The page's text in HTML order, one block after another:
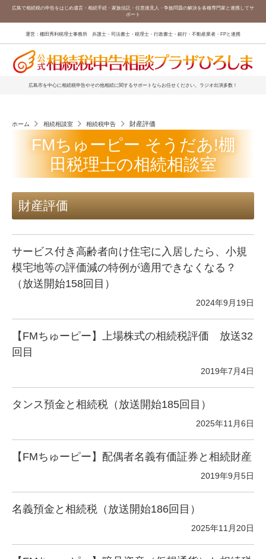
広島で相続税の申告をはじめ遺言・相続手続・家族信託・任意後見人・争族問題の解決を各種専門家と連携してサ
ポート
運営：棚田秀利税理士事務所 弁護士・司法書士・税理士・行政書士・銀行・不動産業者・FPと連携
広島市を中心に相続税申告やその他相続に関するサポートならお任せください。ラジオ出演多数！
ホーム 相続相談室 相続税申告 財産評価
FMちゅーピー そうだあ!棚
田税理士の相続相談室
財産評価
サービス付き高齢者向け住宅に入居したら、小規
模宅地等の評価減の特例が適用できなくなる？
（放送開始158回目）
2024年9月19日
【FMちゅーピー】上場株式の相続税評価 放送32
回目
2019年7月4日
タンス預金と相続税（放送開始185回目）
2025年11月6日
【FMちゅーピー】配偶者名義有価証券と相続財産
2019年9月5日
名義預金と相続税（放送開始186回目）
2025年11月20日